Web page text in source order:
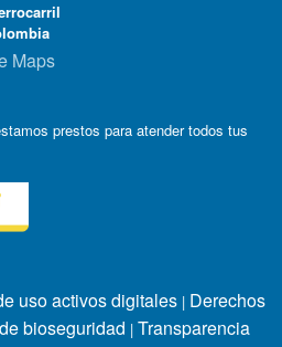
Maps
prestos para atender todos tus
uso activos digitales | Derechos
bioseguridad | Transparencia